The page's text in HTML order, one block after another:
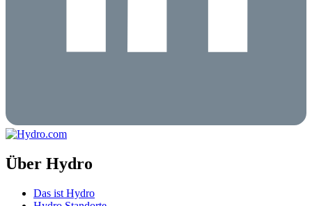
Über Hydro
Das ist Hydro